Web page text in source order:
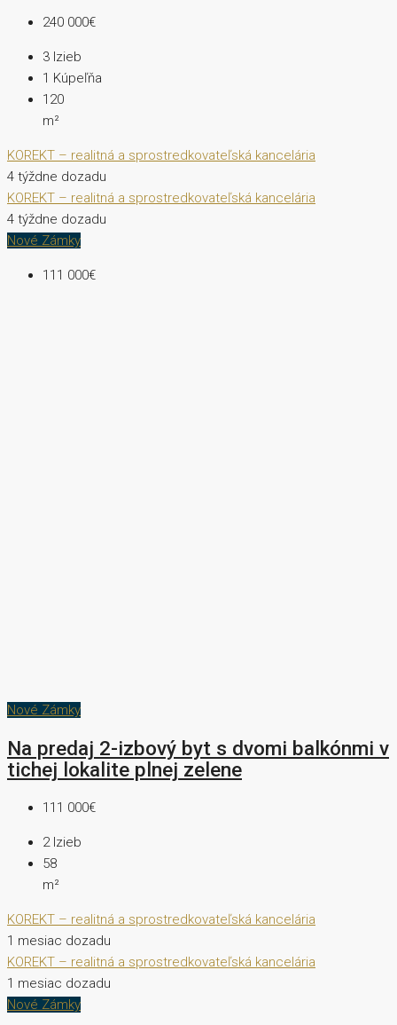
240 000€
3 Izieb
1 Kúpeľňa
120
m²
KOREKT – realitná a sprostredkovateľská kancelária
4 týždne dozadu
KOREKT – realitná a sprostredkovateľská kancelária
4 týždne dozadu
Nové Zámky
111 000€
Nové Zámky
Na predaj 2-izbový byt s dvomi balkónmi v
tichej lokalite plnej zelene
111 000€
2 Izieb
58
m²
KOREKT – realitná a sprostredkovateľská kancelária
1 mesiac dozadu
KOREKT – realitná a sprostredkovateľská kancelária
1 mesiac dozadu
Nové Zámky